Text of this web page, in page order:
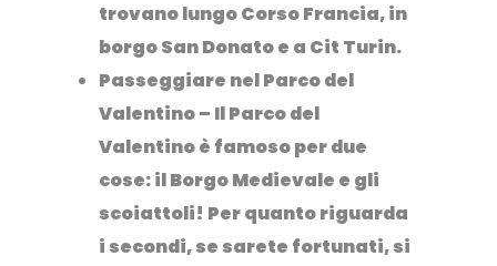
trovano lungoCorso Francia,in
borgo San Donatoe a Cit Turin.
Passeggiare nel Parco del
Valentino– Il Parco del
Valentino è famoso per due
cose: ilBorgo Medievale e gli
scoiattoli! Per quanto riguarda
i secondi, se sarete fortunati, si